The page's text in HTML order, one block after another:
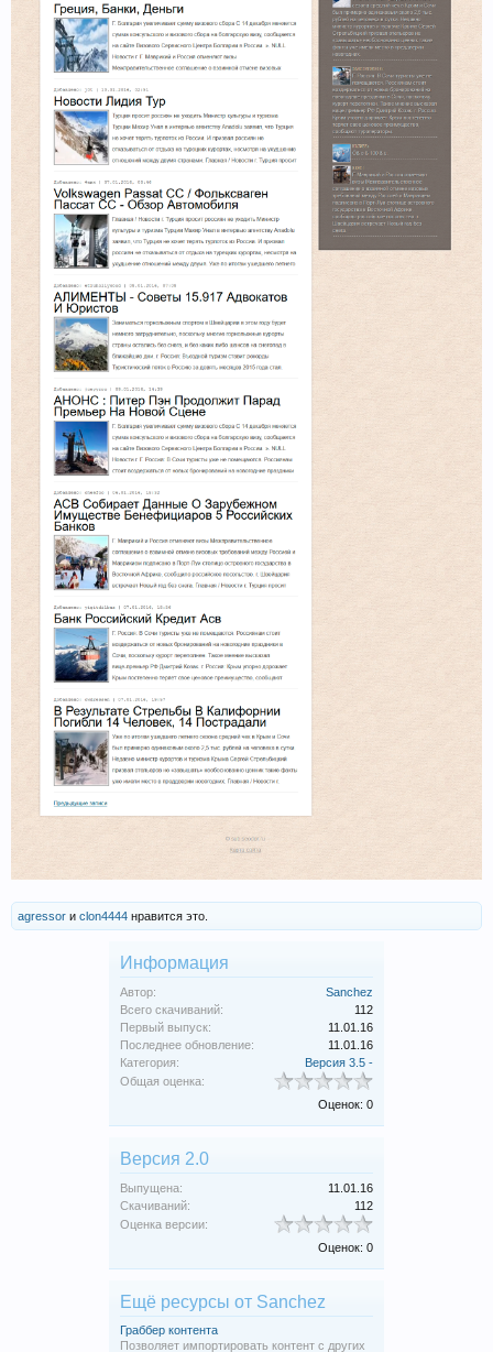
agressor и clon4444 нравится это.
Информация
Автор:
Sanchez
Всего скачиваний:
112
Первый выпуск:
11.01.16
Последнее обновление:
11.01.16
Категория:
Версия 3.5 -
Общая оценка:
Оценок: 0
Версия 2.0
Выпущена:
11.01.16
Скачиваний:
112
Оценка версии:
Оценок: 0
Ещё ресурсы от Sanchez
Граббер контента
Позволяет импортировать контент с других